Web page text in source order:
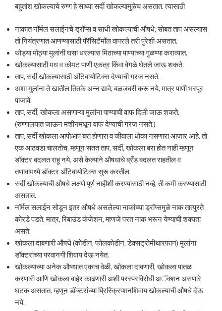
बहुतांश खोकल्याचे रुग्ण हे साध्या सर्दी खोकल्यामुळेच असतात. त्यासाठी
नाकात नॉर्मल सलाईनचे ड्रॉप्स व साधी खोकल्याची औषधे, सोबत ताप असल्यास
तो नियंत्रणात आणण्यासाठी पॅरॅसिटॅमॉल वापरले तरी पुरेशी असतात.
थोड्या मोठ्या मुलांनी घसा धरल्यास मिठाच्या पाण्याच्या गुळण्या कराव्यात.
खोकल्यासाठी मध व कोमट पाणी एकत्र किंवा वेगळे घेतले जाऊ शकते.
ताप, सर्दी खोकल्यासाठी अँटिबायोटिक्स देण्याची गरज नसते.
अशा मुलांना ते खातील तितके अन्न द्यावे, बळजबरी करू नये, मात्र पाणी भरपूर
पाजावे.
ताप, सर्दी, खोकला असणाऱ्या मुलांना पाण्याची वाफ दिली जाऊ शकते.
(रुग्णालयात जाऊन मशीनमधून वाफ देण्याची गरज नसते.)
ताप, सर्दी खोकला आपोआप बरा होणारा व जीवाला धोका नसणारा आजार आहे. तो
एक आठवडा चालतोच, म्हणून सतत ताप, सर्दी, खोकला बरा होत नाही म्हणून
डॉक्टर बदलत राहू नये. असे केल्याने औषधाचे ब्रँड बदलत राहतील व
तणावामध्ये डॉक्टर अँटिबायोटिक्स सुरू करतील.
सर्दी खोकल्याची औषधे लक्षणे पूर्ण नाहीशी करण्यासाठी नव्हे, ती कमी करण्यासाठी
असतात.
नॉर्मल सलाईन सोडून इतर औषधे असलेल्या नाकांच्या ड्रॉप्समुळे नाक तात्पुरते
कोरडे पडते. मात्र, रिबाउंड कंजेशन, म्हणजे परत नाक भरून येण्याची शक्यता
असते.
खोकला दाबणारी औषधे (कोडीन, फोलकोडीन, डेक्सट्रोमीथारफान) मुलांना
डॉक्टरांच्या परवानगी शिवाय देऊ नयेत.
खोकल्याच्या अनेक औषधात एकाच वेळी, खोकला दाबणारी, खोकला पातळ
करणारी आणि खोकला बाहेर काढणारी अशी परस्परविरोधी अॅक्शन असणारे
घटक असतात. म्हणून डॉक्टरांच्या प्रिस्क्रिप्शनशिवाय खोकल्याची औषधे देऊ
नये.